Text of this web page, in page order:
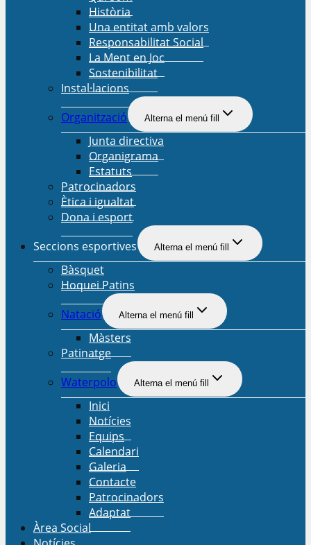
Història
Una entitat amb valors
Responsabilitat Social
La Ment en Joc
Sostenibilitat
Instal·lacions
Organització
Alterna el menú fill
Junta directiva
Organigrama
Estatuts
Patrocinadors
Ètica i igualtat
Dona i esport
Seccions esportives
Alterna el menú fill
Bàsquet
Hoquei Patins
Natació
Alterna el menú fill
Màsters
Patinatge
Waterpolo
Alterna el menú fill
Inici
Notícies
Equips
Calendari
Galeria
Contacte
Patrocinadors
Adaptat
Àrea Social